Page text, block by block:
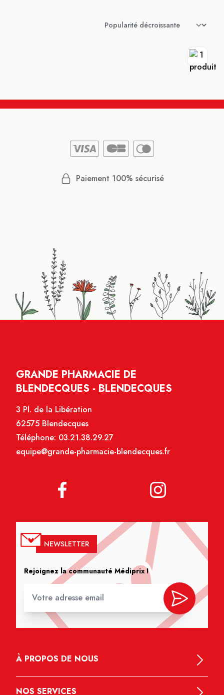
Paiement 100% sécurisé
GRANDE PHARMACIE DE
BLENDECQUES - BLENDECQUES
3 Pl. de la Libération
62575 Blendecques
Téléphone: 03.21.38.29.27
equipe@grande-pharmacie-blendecques.fr
NEWSLETTER
Rejoignez la communauté Médiprix !
À PROPOS DE NOUS
NOS SERVICES